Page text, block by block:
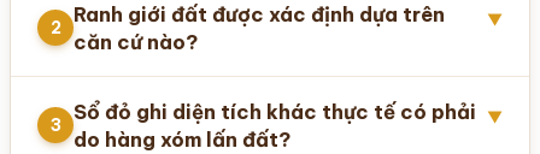
2
Ranh giới đất được xác định dựa trên
căn cứ nào?
▼
3
Sổ đỏ ghi diện tích khác thực tế có phải
do hàng xóm lấn đất?
▼